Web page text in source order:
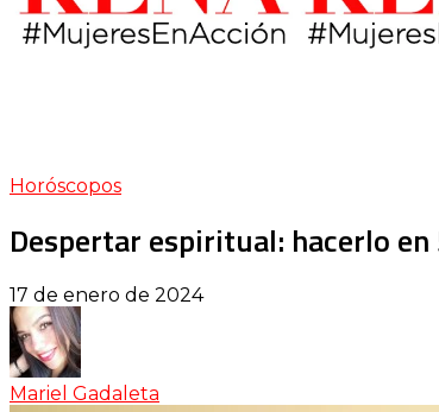
Horóscopos
Despertar espiritual: hacerlo
17 de enero de 2024
Mariel Gadaleta